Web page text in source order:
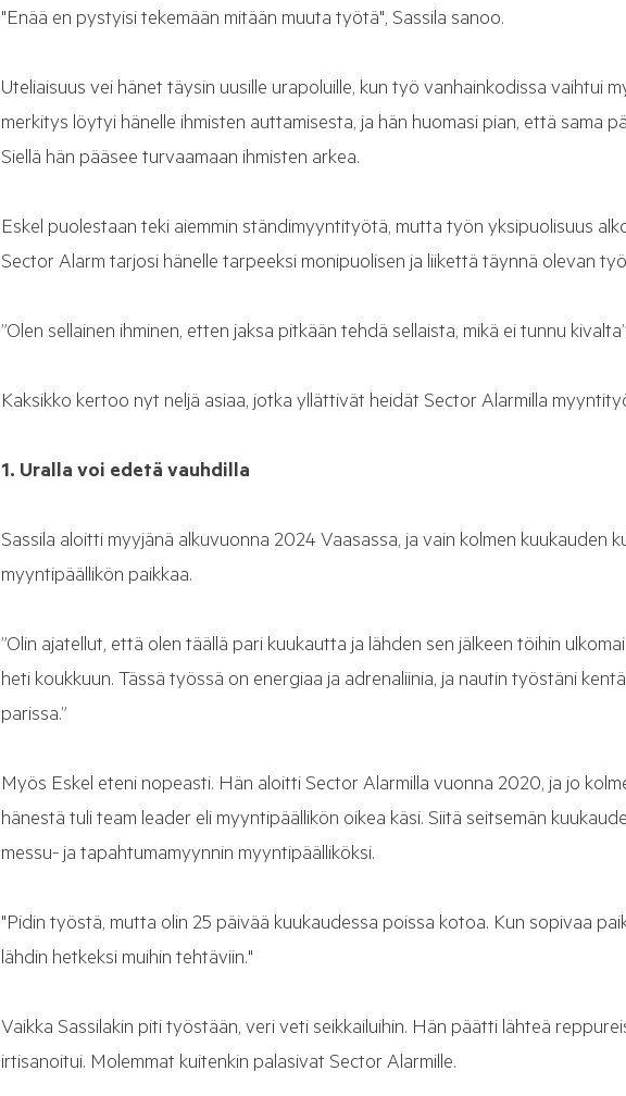
"Enää en pystyisi tekemään mitään muuta työtä", Sassila sanoo.
Uteliaisuus vei hänet täysin uusille urapoluille, kun työ vanhainkodissa vaihtui
merkitys löytyi hänelle ihmisten auttamisesta, ja hän huomasi pian, että sama
Siellä hän pääsee turvaamaan ihmisten arkea.
Eskel puolestaan teki aiemmin ständimyyntityötä, mutta työn yksipuolisuus
Sector Alarm tarjosi hänelle tarpeeksi monipuolisen ja liikettä täynnä olevan
”Olen sellainen ihminen, etten jaksa pitkään tehdä sellaista, mikä ei tunnu
Kaksikko kertoo nyt neljä asiaa, jotka yllättivät heidät Sector Alarmilla
1. Uralla voi edetä vauhdilla
Sassila aloitti myyjänä alkuvuonna 2024 Vaasassa, ja vain kolmen kuukauden
myyntipäällikön paikkaa.
”Olin ajatellut, että olen täällä pari kuukautta ja lähden sen jälkeen töihin
heti koukkuun. Tässä työssä on energiaa ja adrenaliinia, ja nautin työstäni
parissa.”
Myös Eskel eteni nopeasti. Hän aloitti Sector Alarmilla vuonna 2020, ja jo
hänestä tuli team leader eli myyntipäällikön oikea käsi. Siitä seitsemän
messu- ja tapahtumamyynnin myyntipäälliköksi.
"Pidin työstä, mutta olin 25 päivää kuukaudessa poissa kotoa. Kun sopivaa
lähdin hetkeksi muihin tehtäviin."
Vaikka Sassilakin piti työstään, veri veti seikkailuihin. Hän päätti lähteä
irtisanoitui. Molemmat kuitenkin palasivat Sector Alarmille.